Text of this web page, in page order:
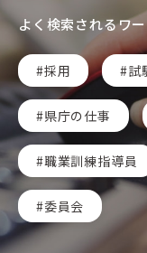
よく検索されるワ
採用 試
県庁の仕事
職業訓練指導員
委員会